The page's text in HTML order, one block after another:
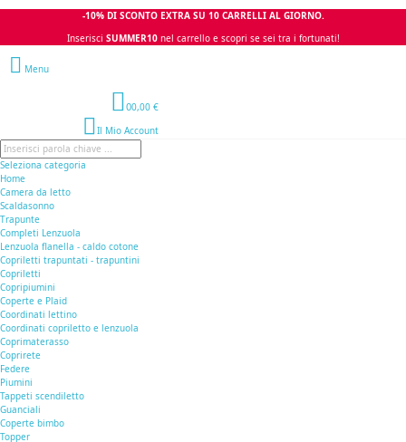
-10% DI SCONTO EXTRA SU 10 CARRELLI AL GIORNO.
Inserisci SUMMER10 nel carrello e scopri se sei tra i fortunati!
Menu
00,00 €
Il Mio Account
Seleziona categoria
Home
Camera da letto
Scaldasonno
Trapunte
Completi Lenzuola
Lenzuola flanella - caldo cotone
Copriletti trapuntati - trapuntini
Copriletti
Copripiumini
Coperte e Plaid
Coordinati lettino
Coordinati copriletto e lenzuola
Coprimaterasso
Coprirete
Federe
Piumini
Tappeti scendiletto
Guanciali
Coperte bimbo
Topper